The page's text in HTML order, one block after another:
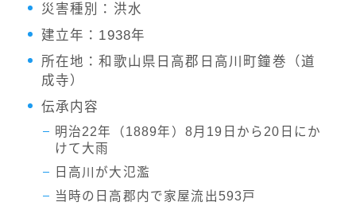
災害種別：洪水
建立年：1938年
所在地：和歌山県日高郡日高川町鐘巻（道
成寺）
伝承内容
明治22年（1889年）8月19日から20日にか
けて大雨
日高川が大氾濫
当時の日高郡内で家屋流出593戸